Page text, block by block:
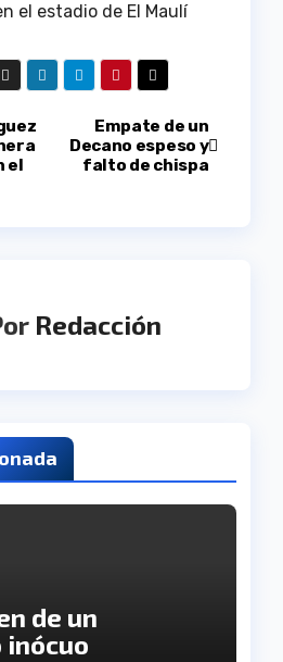
el estadio de El Maulí
Empate de un
Decano espeso y
falto de chispa
el
Redacción
de un